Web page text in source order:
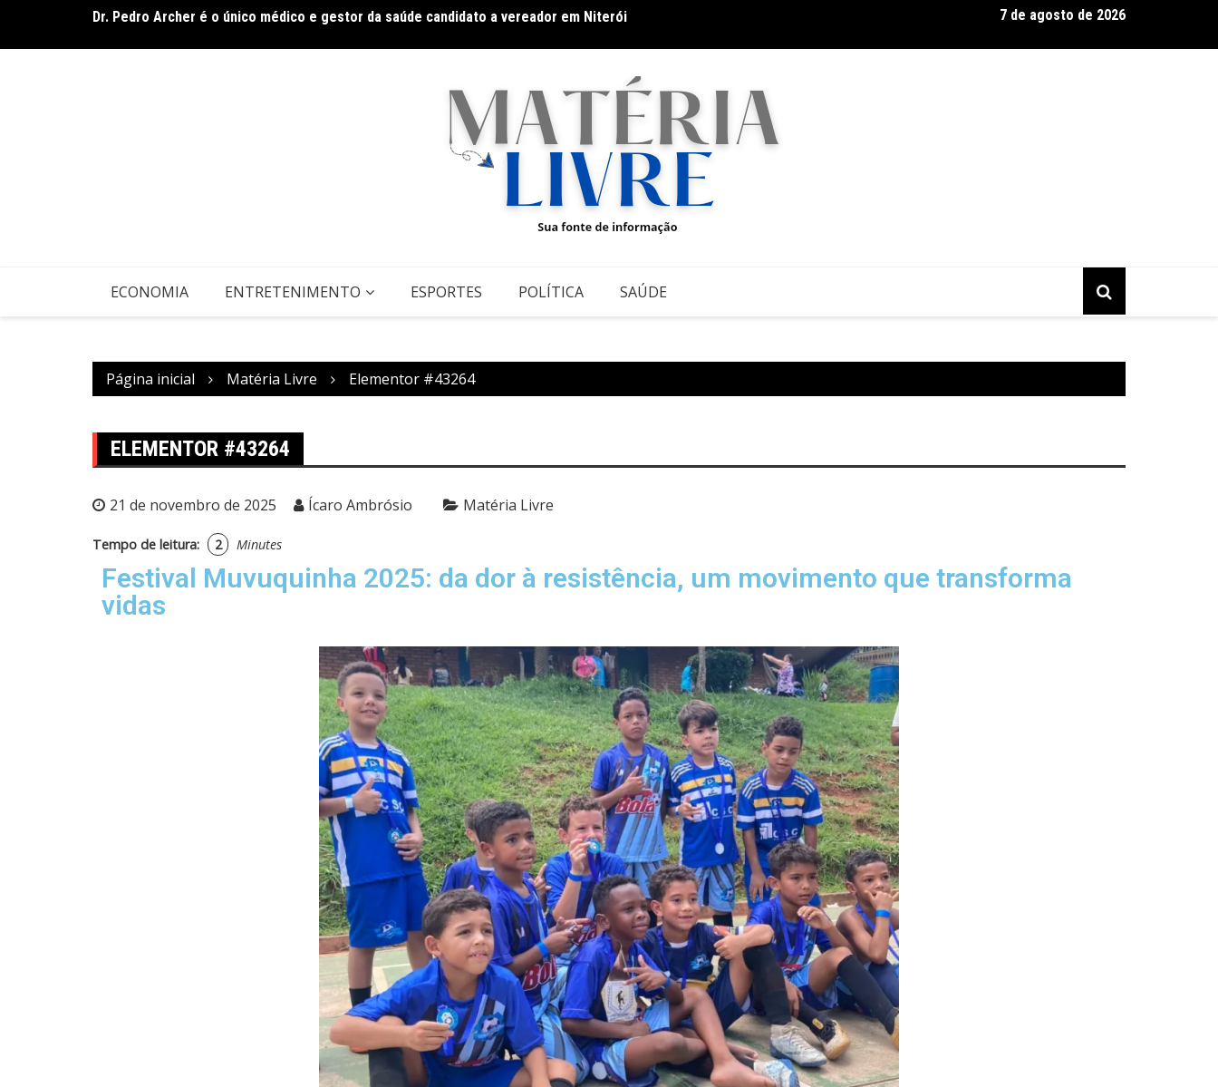
Band Bahia realiza tradicional debate entre candidatos ao Governo da Bahia para mais de 300 cidades neste
Galeria Murilo Castro promove curso sobre a História da Arte
7 de agosto de 2026
ECONOMIA ENTRETENIMENTO ESPORTES POLÍTICA SAÚDE
Página inicial Matéria Livre Elementor #43264
ELEMENTOR #43264
21 de novembro de 2025 Ícaro Ambrósio Matéria Livre
Tempo de leitura: 2 Minutes
Festival Muvuquinha 2025: da dor à resistência, um movimento que transforma
vidas